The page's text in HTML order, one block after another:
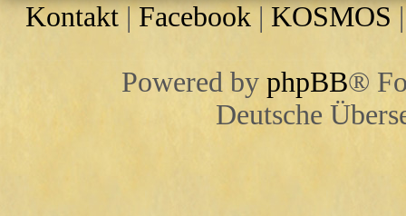
Kontakt |Facebook | KOSMOS
Powered by phpBB®
Deutsche